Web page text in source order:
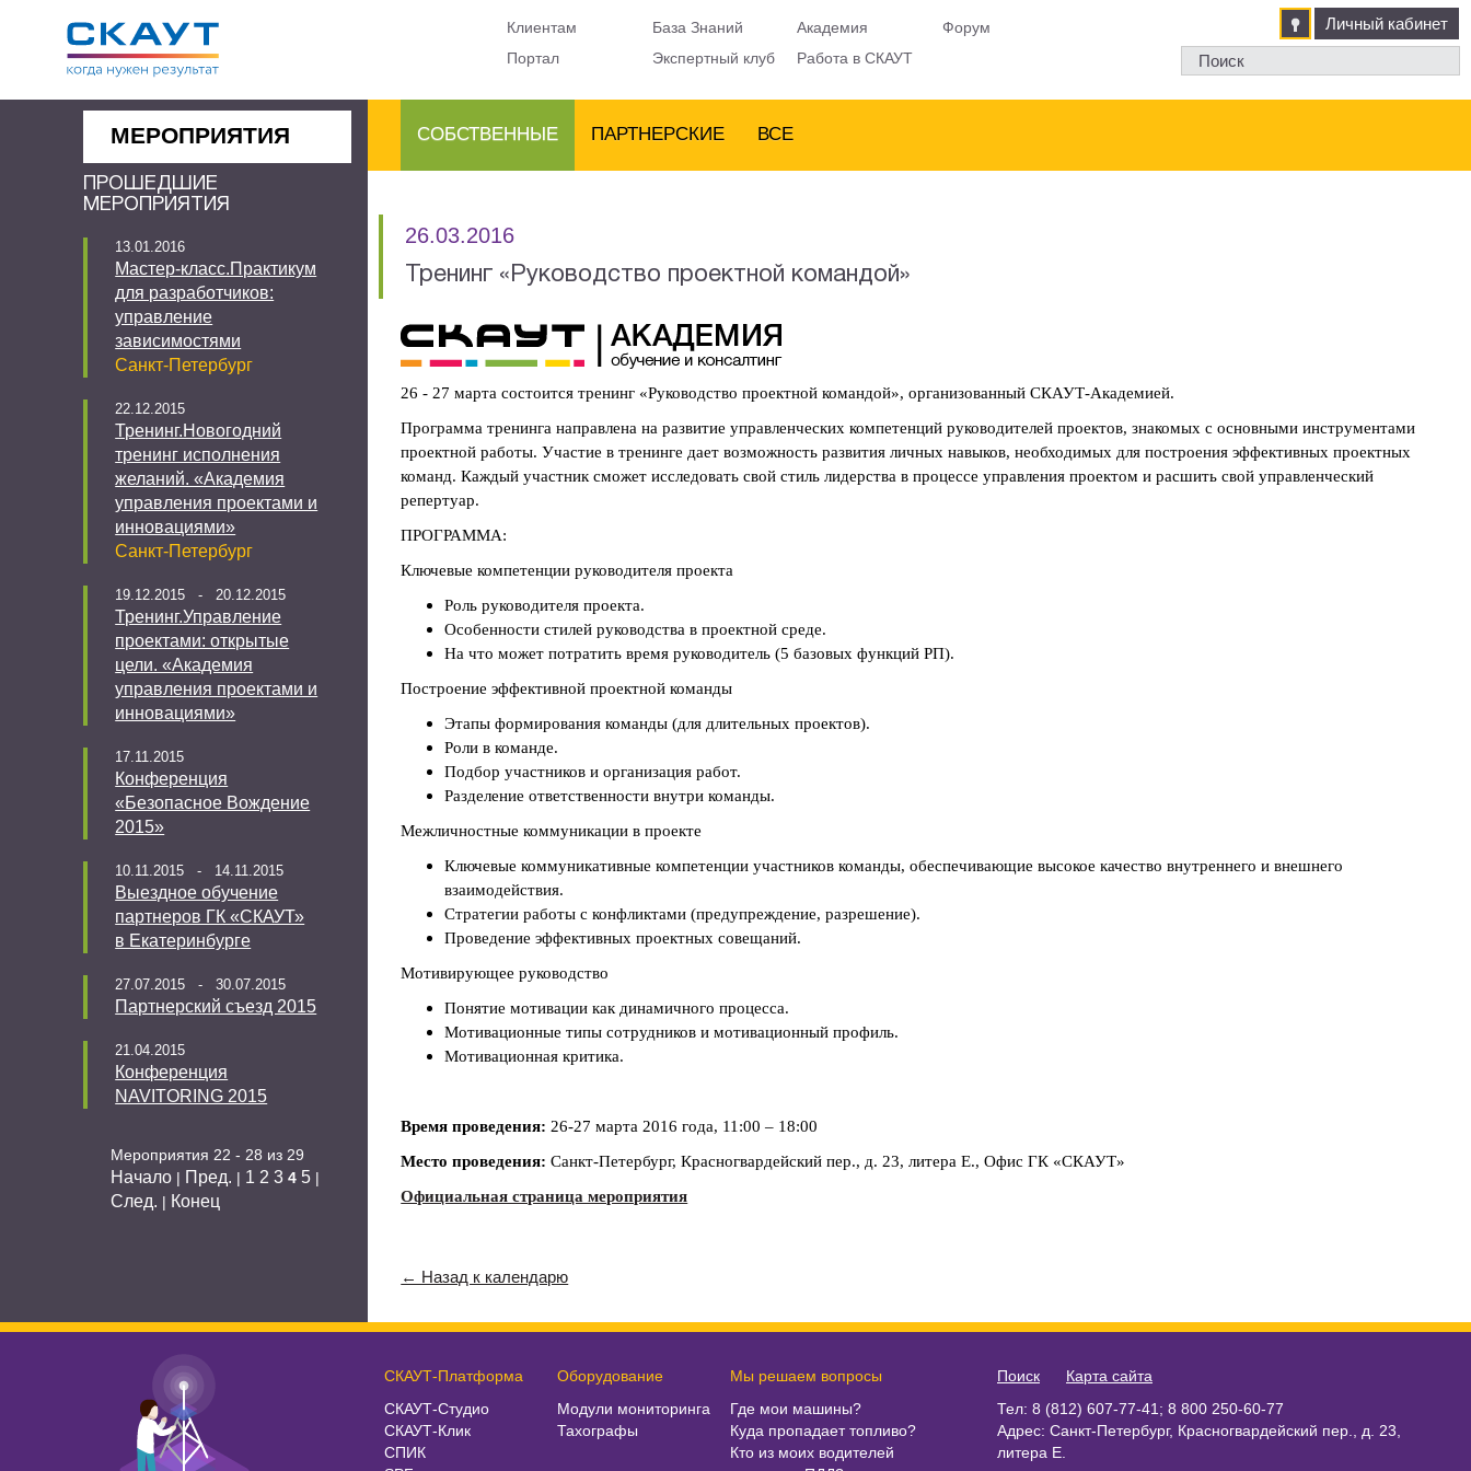
Клиентам База Знаний Академия
Форум
Портал
Экспертный клуб Работа в СКАУТ
Личный кабинет
МЕРОПРИЯТИЯ
ПРОШЕДШИЕ
МЕРОПРИЯТИЯ
13.01.2016
Мастер-класс.Практикум
для разработчиков:
управление
зависимостями
Санкт-Петербург
22.12.2015
Тренинг.Новогодний
тренинг исполнения
желаний. «Академия
управления проектами и
инновациями»
Санкт-Петербург
19.12.2015 - 20.12.2015
Тренинг.Управление
проектами: открытые
цели. «Академия
управления проектами и
инновациями»
17.11.2015
Конференция
«Безопасное Вождение
2015»
10.11.2015 - 14.11.2015
Выездное обучение
партнеров ГК «СКАУТ»
в Екатеринбурге
27.07.2015 - 30.07.2015
Партнерский съезд 2015
21.04.2015
Конференция
NAVITORING 2015
Мероприятия 22 - 28 из 29
Начало | Пред. | 1 2 3 4 5 |
След. | Конец
СОБСТВЕННЫЕ ПАРТНЕРСКИЕ ВСЕ
26.03.2016
Тренинг «Руководство проектной командой»
26 - 27 марта состоится тренинг «Руководство проектной командой», организованный СКАУТ-Академией.
Программа тренинга направлена на развитие управленческих компетенций руководителей проектов, знакомых с основными инструментами
проектной работы. Участие в тренинге дает возможность развития личных навыков, необходимых для построения эффективных проектных
команд. Каждый участник сможет исследовать свой стиль лидерства в процессе управления проектом и расшить свой управленческий
репертуар.
ПРОГРАММА:
Ключевые компетенции руководителя проекта
Роль руководителя проекта.
Особенности стилей руководства в проектной среде.
На что может потратить время руководитель (5 базовых функций РП).
Построение эффективной проектной команды
Этапы формирования команды (для длительных проектов).
Роли в команде.
Подбор участников и организация работ.
Разделение ответственности внутри команды.
Межличностные коммуникации в проекте
Ключевые коммуникативные компетенции участников команды, обеспечивающие высокое качество внутреннего и внешнего
взаимодействия.
Стратегии работы с конфликтами (предупреждение, разрешение).
Проведение эффективных проектных совещаний.
Мотивирующее руководство
Понятие мотивации как динамичного процесса.
Мотивационные типы сотрудников и мотивационный профиль.
Мотивационная критика.
Время проведения: 26-27 марта 2016 года, 11:00 – 18:00
Место проведения: Санкт-Петербург, Красногвардейский пер., д. 23, литера Е., Офис ГК «СКАУТ»
Официальная страница мероприятия
← Назад к календарю
СКАУТ-Платформа
СКАУТ-Студио
СКАУТ-Клик
СПИК
Оборудование
Модули мониторинга
Тахографы
Мы решаем вопросы
Где мои машины?
Куда пропадает топливо?
Кто из моих водителей
Поиск
Карта сайта
Тел: 8 (812) 607-77-41; 8 800 250-60-77
Адрес: Санкт-Петербург, Красногвардейский пер., д. 23,
литера Е.